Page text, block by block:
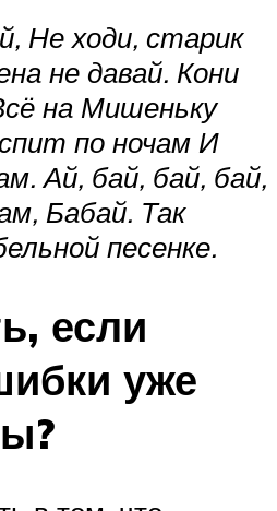
Не ходи, старик
не давай. Кони
на Мишеньку
по ночам И
Ай, бай, бай, бай,
Бабай. Так
песенке.
если
уже